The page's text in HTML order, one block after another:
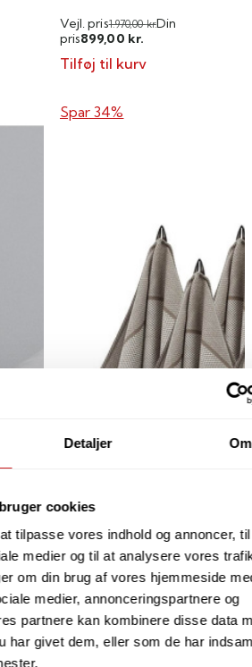
Detaljer Om
cookies
tilpasse vores indhold og annoncer,
medier og til at analysere vores
om din brug af vores hjemmeside
medier, annonceringspartnere og
partnere kan kombinere disse data
har givet dem, eller som de har
Vejl. pris1.970,00kr.Din
pris899,00 kr.
Tilføj til kurv
Spar 34%